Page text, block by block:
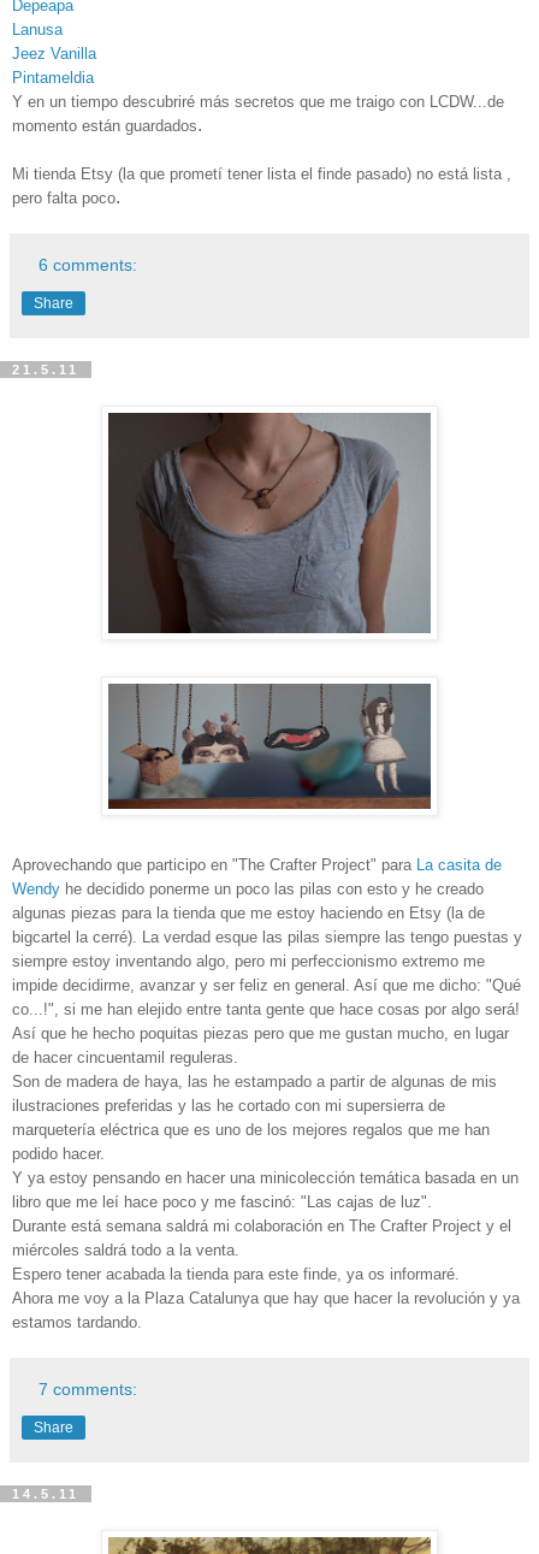
Depeapa
Lanusa
Jeez Vanilla
Pintameldia
Y en un tiempo descubriré más secretos que me traigo con LCDW...de
momento están guardados.
Mi tienda Etsy (la que prometí tener lista el finde pasado) no está lista ,
pero falta poco.
6 comments:
Share
21.5.11
Aprovechando que participo en "The Crafter Project" para La casita de
Wendy he decidido ponerme un poco las pilas con esto y he creado
algunas piezas para la tienda que me estoy haciendo en Etsy (la de
bigcartel la cerré). La verdad esque las pilas siempre las tengo puestas y
siempre estoy inventando algo, pero mi perfeccionismo extremo me
impide decidirme, avanzar y ser feliz en general. Así que me dicho: "Qué
co...!", si me han elejido entre tanta gente que hace cosas por algo será!
Así que he hecho poquitas piezas pero que me gustan mucho, en lugar
de hacer cincuentamil reguleras.
Son de madera de haya, las he estampado a partir de algunas de mis
ilustraciones preferidas y las he cortado con mi supersierra de
marquetería eléctrica que es uno de los mejores regalos que me han
podido hacer.
Y ya estoy pensando en hacer una minicolección temática basada en un
libro que me leí hace poco y me fascinó: "Las cajas de luz".
Durante está semana saldrá mi colaboración en The Crafter Project y el
miércoles saldrá todo a la venta.
Espero tener acabada la tienda para este finde, ya os informaré.
Ahora me voy a la Plaza Catalunya que hay que hacer la revolución y ya
estamos tardando.
7 comments:
Share
14.5.11